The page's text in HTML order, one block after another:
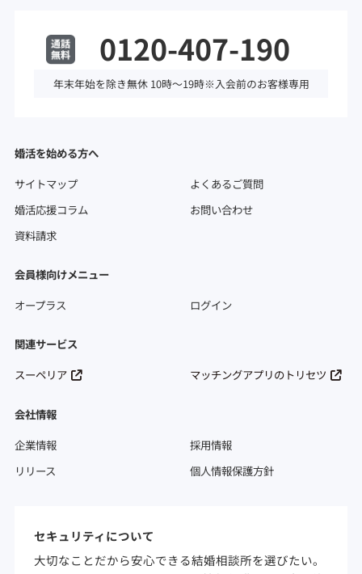
0120-407-190
年末年始を除き無休 10時～19時※入会前のお客様専用
婚活を始める方へ
サイトマップ
よくあるご質問
婚活応援コラム
お問い合わせ
資料請求
会員様向けメニュー
オープラス
ログイン
関連サービス
スーペリア
マッチングアプリのトリセツ
会社情報
企業情報
採用情報
リリース
個人情報保護方針
セキュリティについて
大切なことだから安心できる結婚相談所を選びたい。